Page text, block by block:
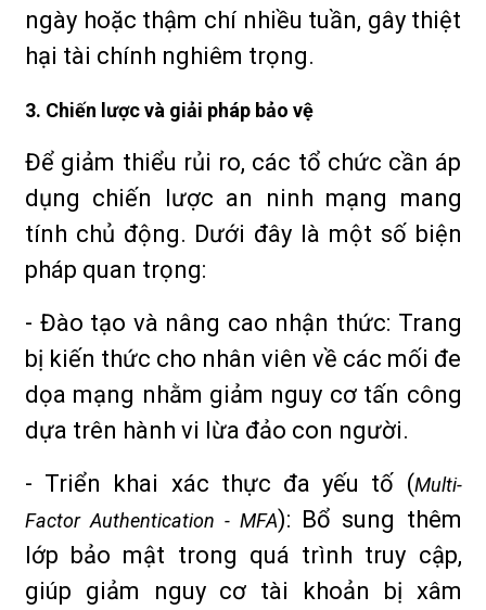
ngày hoặc thậm chí nhiều tuần, gây thiệt
hại tài chính nghiêm trọng.
3. Chiến lược và giải pháp bảo vệ
Để giảm thiểu rủi ro, các tổ chức cần áp
dụng chiến lược an ninh mạng mang
tính chủ động. Dưới đây là một số biện
pháp quan trọng:
- Đào tạo và nâng cao nhận thức: Trang
bị kiến thức cho nhân viên về các mối đe
dọa mạng nhằm giảm nguy cơ tấn công
dựa trên hành vi lừa đảo con người.
- Triển khai xác thực đa yếu tố (Multi-
Factor Authentication - MFA): Bổ sung thêm
lớp bảo mật trong quá trình truy cập,
giúp giảm nguy cơ tài khoản bị xâm